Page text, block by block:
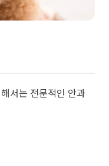
서는 전문적인 안과